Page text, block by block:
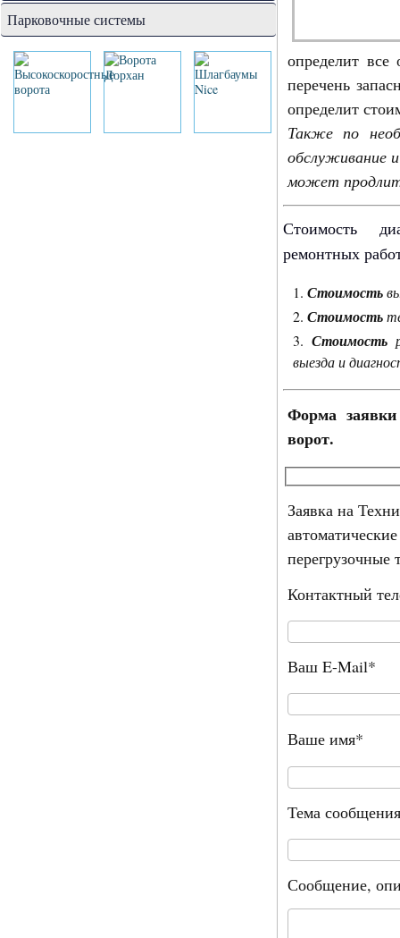
Парковочные системы
определит
перечень
определит
Также по
обслуживание
может
Стоимость
ремонтных
Стоимость
Стоимость
Стоимость
выезда и
Форма заявки
ворот.
Заявка на
Контактный
Ваш E-Mail*
Ваше имя*
Тема сообщения
Сообщение,